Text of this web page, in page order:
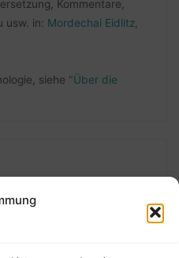
Kommentare,
usw. in: Mordechai Eidlitz,
siehe "Über die